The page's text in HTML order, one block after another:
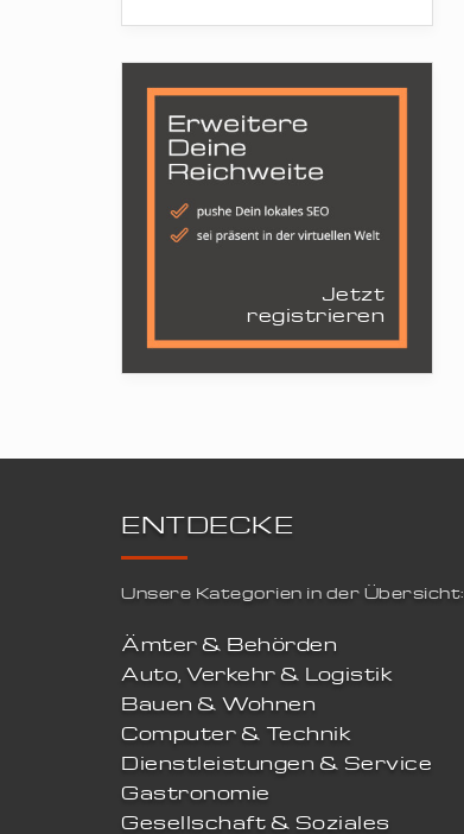
Jetzt
registrieren
ENTDECKE
Unsere Kategorien in der Übersicht:
Ämter & Behörden
Auto, Verkehr & Logistik
Bauen & Wohnen
Computer & Technik
Dienstleistungen & Service
Gastronomie
Gesellschaft & Soziales